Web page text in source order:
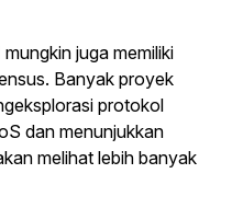
juga memiliki
Banyak proyek
protokol
dan menunjukkan
melihat lebih banyak